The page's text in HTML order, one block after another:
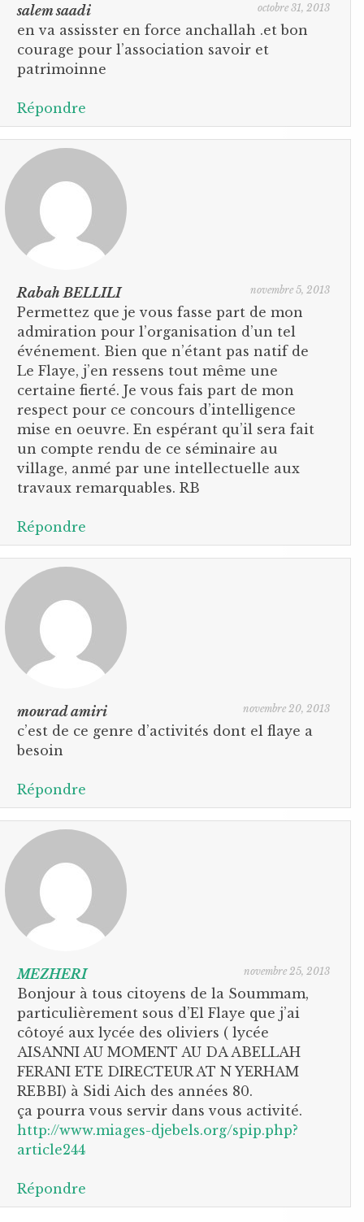
salem saadi octobre 31, 2013
en va assisster en force anchallah .et bon
courage pour l’association savoir et
patrimoinne
Répondre
Rabah BELLILI novembre 5, 2013
Permettez que je vous fasse part de mon
admiration pour l’organisation d’un tel
événement. Bien que n’étant pas natif de
Le Flaye, j’en ressens tout même une
certaine fierté. Je vous fais part de mon
respect pour ce concours d’intelligence
mise en oeuvre. En espérant qu’il sera fait
un compte rendu de ce séminaire au
village, anmé par une intellectuelle aux
travaux remarquables. RB
Répondre
mourad amiri novembre 20, 2013
c’est de ce genre d’activités dont el flaye a
besoin
Répondre
MEZHERI novembre 25, 2013
Bonjour à tous citoyens de la Soummam,
particulièrement sous d’El Flaye que j’ai
côtoyé aux lycée des oliviers ( lycée
AISANNI AU MOMENT AU DA ABELLAH
FERANI ETE DIRECTEUR AT N YERHAM
REBBI) à Sidi Aich des années 80.
ça pourra vous servir dans vous activité.
http://www.miages-djebels.org/spip.php?
article244
Répondre